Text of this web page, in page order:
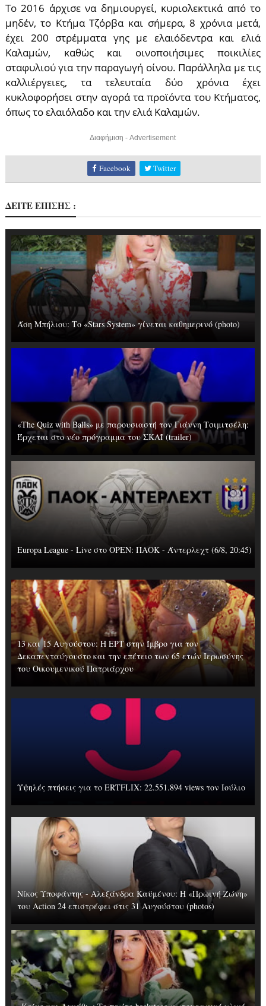
Το 2016 άρχισε να δημιουργεί, κυριολεκτικά από το
μηδέν, το Κτήμα Τζόρβα και σήμερα, 8 χρόνια μετά,
έχει 200 στρέμματα γης με ελαιόδεντρα και ελιά
Καλαμών, καθώς και οινοποιήσιμες ποικιλίες
σταφυλιού για την παραγωγή οίνου. Παράλληλα με τις
καλλιέργειες, τα τελευταία δύο χρόνια έχει
κυκλοφορήσει στην αγορά τα προϊόντα του Κτήματος,
όπως το ελαιόλαδο και την ελιά Καλαμών.
Διαφήμιση - Advertisement
Facebook Twitter
ΔΕΙΤΕ ΕΠΙΣΗΣ :
Άση Μπήλιου: Το «Stars System» γίνεται καθημερινό (photo)
«The Quiz with Balls» με παρουσιαστή τον Γιάννη Τσιμιτσέλη:
Έρχεται στο νέο πρόγραμμα του ΣΚΑΪ (trailer)
Europa League - Live στο OΡΕΝ: ΠΑΟΚ - Άντερλεχτ (6/8, 20:45)
13 και 15 Αυγούστου: Η ΕΡΤ στην Ίμβρο για τον
Δεκαπενταύγουστο και την επέτειο των 65 ετών Ιερωσύνης
του Οικουμενικού Πατριάρχου
Υψηλές πτήσεις για το ERTFLIX: 22.551.894 views τον Ιούλιο
Νίκος Υποφάντης - Αλεξάνδρα Καϋμένου: Η «Πρωινή Ζώνη»
του Action 24 επιστρέφει στις 31 Αυγούστου (photos)